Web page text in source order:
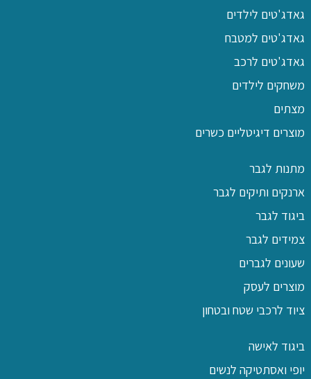
גאדג'טים לילדים
גאדג'טים למטבח
גאדג'טים לרכב
משחקים לילדים
מצתים
מוצרים דיגיטליים כשרים
מתנות לגבר
ארנקים ותיקים לגבר
ביגוד לגבר
צמידים לגבר
שעונים לגברים
מוצרים לעסק
ציוד לרכבי שטח ובטחון
ביגוד לאישה
יופי ואסתטיקה לנשים